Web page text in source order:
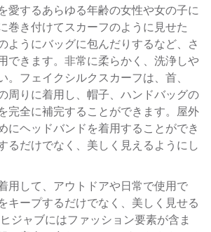
愛するあらゆる年齢の女性や女の子に
巻き付けてスカーフのように見せた
ようにバッグに包んだりするなど、さ
できます。非常に柔らかく、洗浄しや
。フェイクシルクスカーフは、首、
周りに着用し、帽子、ハンドバッグの
完全に補完することができます。屋外
にヘッドバンドを着用することができ
るだけでなく、美しく見えるようにし
用して、アウトドアや日常で使用で
キープするだけでなく、美しく見せる
ジャブにはファッション要素が含ま